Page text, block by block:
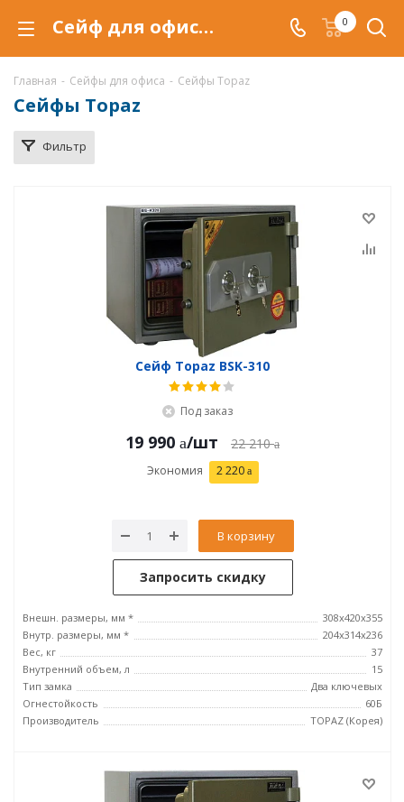
Сейф для офиса Topaz, купить офисные сейфы Topaz по низкой цене, доставка сейфов в Воронеже 0
Главная - Сейфы для офиса - Сейфы Topaz
Сейфы Topaz
Фильтр
Сейф Topaz BSK-310
Под заказ
19 990 /шт 22 210
Экономия 2 220
В корзину
Запросить скидку
Внешн. размеры, мм *
308x420x355
Внутр. размеры, мм *
204x314х236
Вес, кг
37
Внутренний объем, л
15
Тип замка
Два ключевых
Огнестойкость
60Б
Производитель
TOPAZ (Корея)